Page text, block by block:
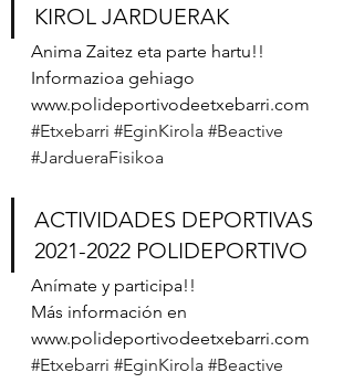
KIROL JARDUERAK
Anima Zaitez eta parte hartu!!
Informazioa gehiago
www.polideportivodeetxebarri.com
#Etxebarri #EginKirola #Beactive
#JardueraFisikoa
ACTIVIDADES DEPORTIVAS
2021-2022 POLIDEPORTIVO
Anímate y participa!!
Más información en
www.polideportivodeetxebarri.com
#Etxebarri #EginKirola #Beactive